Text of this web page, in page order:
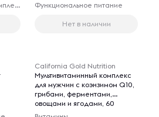
Предтренировочные комплексы Функциональное питание
Нет в наличии
California Gold Nutrition
Мультивитаминный комплекс
для мужчин с коэнзимом Q10,
грибами, ферментами,
овощами и ягодами, 60
веганских капсул